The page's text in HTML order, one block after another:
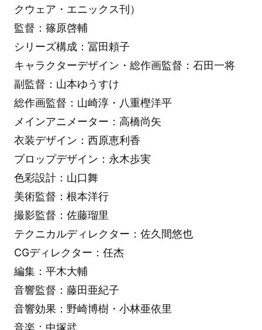
クウェア・エニックス刊）
監督：篠原啓輔
シリーズ構成：冨田頼子
キャラクターデザイン・総作画監督：石田一将
副監督：山本ゆうすけ
総作画監督：山崎淳・八重樫洋平
メインアニメーター：高橋尚矢
衣装デザイン：西原恵利香
プロップデザイン：永木歩実
色彩設計：山口舞
美術監督：根本洋行
撮影監督：佐藤瑠里
テクニカルディレクター：佐久間悠也
CGディレクター：任杰
編集：平木大輔
音響監督：藤田亜紀子
音響効果：野崎博樹・小林亜依里
音楽：中塚武